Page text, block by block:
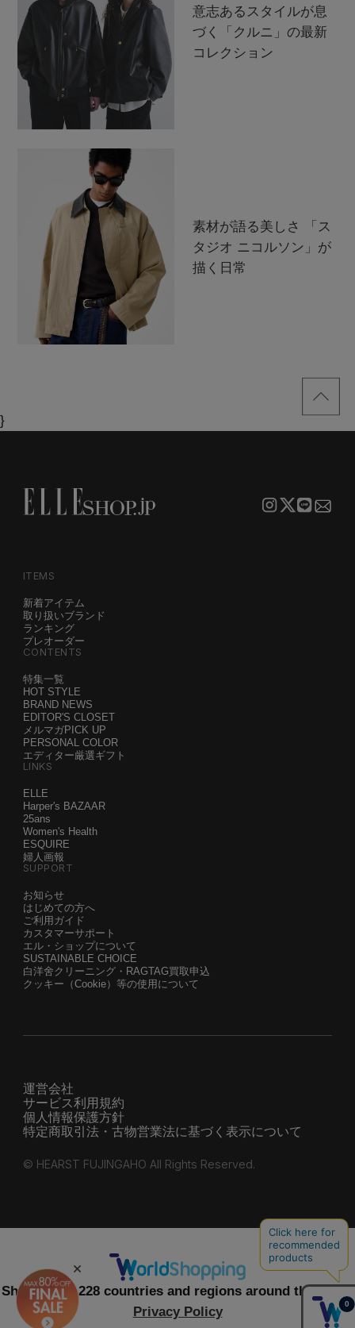
意志あるスタイルが息
づく「クルニ」の最新
コレクション
素材が語る美しさ 「ス
タジオ ニコルソン」が
描く日常
}
ITEMS
新着アイテム
取り扱いブランド
ランキング
プレオーダー
CONTENTS
特集一覧
HOT STYLE
BRAND NEWS
EDITOR'S CLOSET
メルマガPICK UP
PERSONAL COLOR
エディター厳選ギフト
LINKS
ELLE
Harper's BAZAAR
25ans
Women's Health
ESQUIRE
婦人画報
SUPPORT
お知らせ
はじめての方へ
ご利用ガイド
カスタマーサポート
エル・ショップについて
SUSTAINABLE CHOICE
白洋舍クリーニング・RAGTAG買取申込
クッキー（Cookie）等の使用について
運営会社
サービス利用規約
個人情報保護方針
特定商取引法・古物営業法に基づく表示について
© HEARST FUJINGAHO All Rights Reserved.
Shipping to 228 countries and regions around the world
Privacy Policy